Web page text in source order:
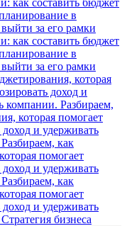
в
за его рамки
как составить бюджет
в
за его рамки
которая
доход и
компании. Разбираем,
которая помогает
и удерживать
Разбираем, как
помогает
и удерживать
Разбираем, как
помогает
и удерживать
Стратегия бизнеса